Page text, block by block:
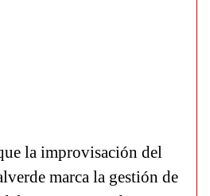
la improvisación del
marca la gestión de